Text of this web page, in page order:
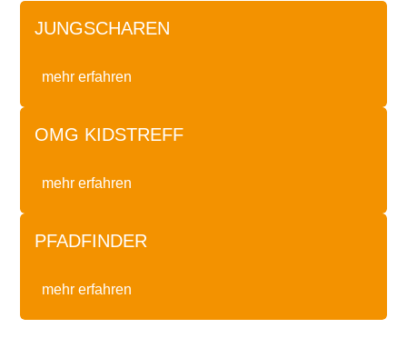
JUNGSCHAREN
mehr erfahren
OMG KIDSTREFF
mehr erfahren
PFADFINDER
mehr erfahren